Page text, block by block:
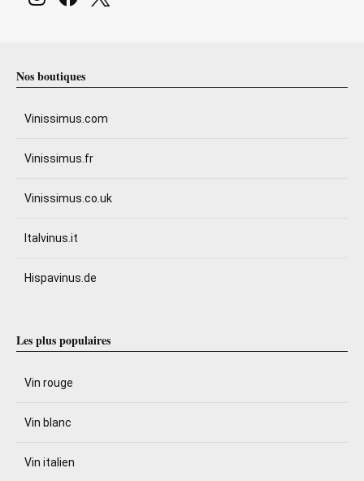
Nos boutiques
Vinissimus.com
Vinissimus.fr
Vinissimus.co.uk
Italvinus.it
Hispavinus.de
Les plus populaires
Vin rouge
Vin blanc
Vin italien